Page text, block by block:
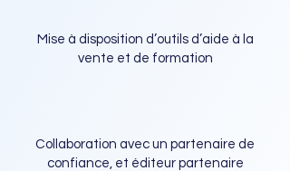
Mise à disposition d’outils d’aide à la
vente et de formation
Collaboration avec un partenaire de
confiance, et éditeur partenaire